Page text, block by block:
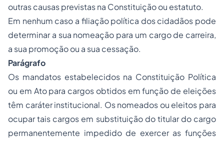
outras causas previstas na Constituição ou estatuto.
Em nenhum caso a filiação política dos cidadãos pode
determinar a sua nomeação para um cargo de carreira,
a sua promoção ou a sua cessação.
Parágrafo
Os mandatos estabelecidos na Constituição Política
ou em Ato para cargos obtidos em função de eleições
têm caráter institucional. Os nomeados ou eleitos para
ocupar tais cargos em substituição do titular do cargo
permanentemente impedido de exercer as funções